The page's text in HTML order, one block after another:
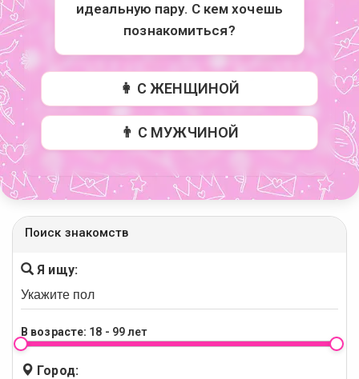
идеальную пару. С кем хочешь
познакомиться?
👩 С ЖЕНЩИНОЙ
👨 С МУЖЧИНОЙ
Поиск знакомств
Я ищу:
В возрасте: 18 - 99 лет
Город: